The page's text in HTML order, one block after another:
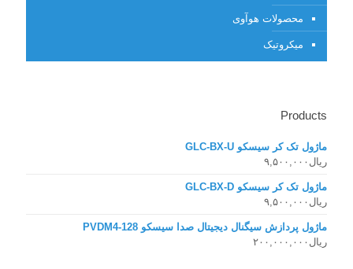
محصولات هوآوی
میکروتیک
Products
ماژول تک کر سیسکو GLC-BX-U
ریال ۹,۵۰۰,۰۰۰
ماژول تک کر سیسکو GLC-BX-D
ریال ۹,۵۰۰,۰۰۰
ماژول پردازش سیگنال دیجیتال صدا سیسکو PVDM4-128
ریال ۲۰۰,۰۰۰,۰۰۰